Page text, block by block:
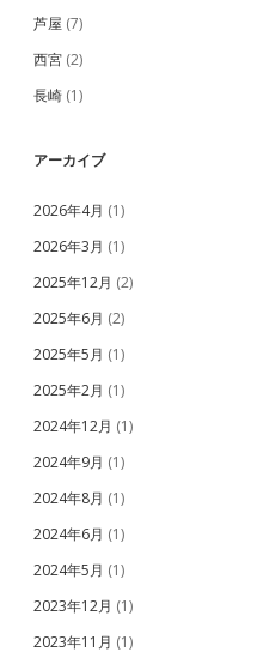
芦屋 (7)
西宮 (2)
長崎 (1)
アーカイブ
2026年4月 (1)
2026年3月 (1)
2025年12月 (2)
2025年6月 (2)
2025年5月 (1)
2025年2月 (1)
2024年12月 (1)
2024年9月 (1)
2024年8月 (1)
2024年6月 (1)
2024年5月 (1)
2023年12月 (1)
2023年11月 (1)